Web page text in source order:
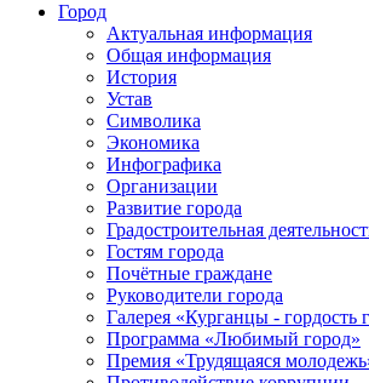
Город
Актуальная информация
Общая информация
История
Устав
Символика
Экономика
Инфографика
Организации
Развитие города
Градостроительная
Гостям города
Почётные граждане
Руководители города
Галерея «Курганцы - гордость
Программа «Любимый город»
Премия «Трудящаяся